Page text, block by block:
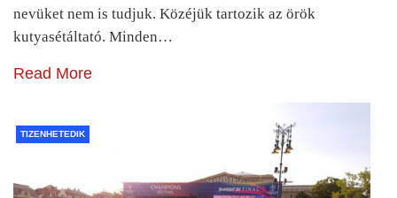
nevüket nem is tudjuk. Közéjük tartozik az örök
kutyasétáltató. Minden…
Read More
TIZENHETEDIK